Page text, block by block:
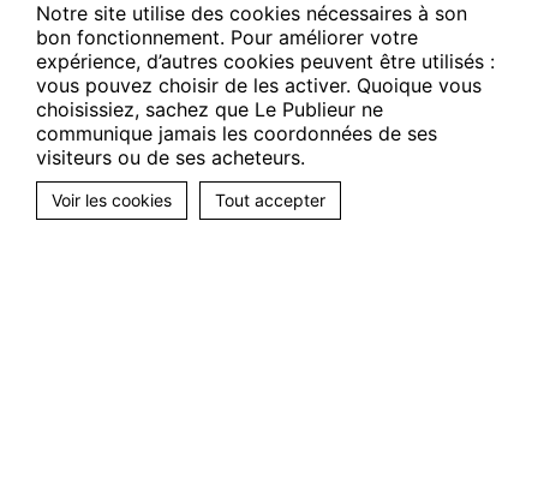
Notre site utilise des cookies nécessaires à son
bon fonctionnement. Pour améliorer votre
expérience, d’autres cookies peuvent être utilisés :
vous pouvez choisir de les activer. Quoique vous
choisissiez, sachez que Le Publieur ne
communique jamais les coordonnées de ses
visiteurs ou de ses acheteurs.
Voir les cookies Tout accepter